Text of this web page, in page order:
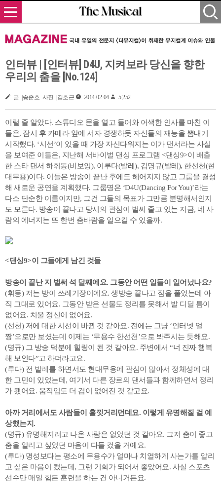
인터뷰 | [인터뷰] D4U, 지켜보라 당신을 향한
우리의 춤을 [No.124]
글 |송준호 사진 |김호근 2014-02-04 5,252
이럴 줄 알았다. 스튜디오 문을 열고 들어와 어색한 인사를 마친 이
들은, 잠시 후 카메라 앞에 서자 경쟁하듯 자신들의 재능을 뽐내기
시작했다. ‘시선’이 있을 때 가장 자신다워지는 이가 댄서라는 사실
을 보여준 이들은, 지난해 서바이벌 댄싱 프로그램 <댄싱9>이 배출
한 스타 댄서 하휘동(비보잉), 이루다(발레), 김명규(발레), 한선천(현
대무용)이다. 이들은 방송이 끝난 후에도 헤어지지 않고 그룹을 결성
해 새로운 공연을 계획했다. 그룹명은 ‘D4U(Dancing For You)’라는
다소 단순한 이름이지만, 그건 그들의 목표가 그만큼 분명해서인지
도 모른다. 방송이 끝나고 당시의 관심이 벌써 줄고 있는 지금, 네 사
람의 에너지는 또 한번 춤바람을 일으킬 수 있을까.
<댄싱9>이 그들에게 남긴 것들
방송이 끝난 지 벌써 석 달째에요. 그동안 어떤 일들이 일어났나요?
(휘동) 저는 방이 쓰레기장이에요. 생방송 끝나고 짐을 풀었는데 아
직 그대로 있어요. 그동안 받은 선물도 정리를 못해서 발 디딜 틈이
없어요. 치울 정신이 없어요.
(선천) 저에 대한 시선이 바뀐 것 같아요. 전에는 그냥 ‘인터넷 얼
짱’으로만 보셨는데 이제는 ‘무용수 한선천’으로 봐주시는 듯해요.
(명규) 그 방송 덕분에 힐링이 된 것 같아요. 주변에서 “너 진짜 행복
해 보인다”고 하더라고요.
(루다) 전 발레를 하면서도 현대무용에 관심이 많아서 정체성에 대
한 고민이 있었는데, 여기서 다른 장르의 댄서들과 함께하면서 정리
가 됐어요. 움직임도 더 겁이 없어진 것 같고요.
아까 거리에서도 사람들이 흘낏거리던데요. 이렇게 유명해질 걸 예
상했는지.
(명규) 유명해지려고 나온 사람은 없었던 것 같아요. 그저 춤이 좋고
춤을 알리고 싶었던 마음이 다들 컸을 거예요.
(루다) 명성보다는 평소에 무용수가 얼마나 치열하게 사는가를 알리
고 싶은 마음이 컸는데, 그런 기회가 되어서 좋았어요. 사실 스포츠
선수만 매일 힘든 훈련을 하는 건 아니거든요.